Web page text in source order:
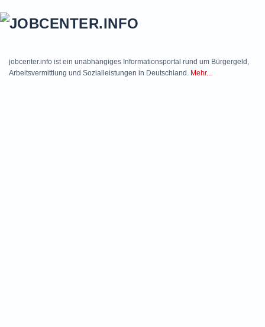
jobcenter.info ist ein unabhängiges Informationsportal rund um Bürgergeld,
Arbeitsvermittlung und Sozialleistungen in Deutschland. Mehr...